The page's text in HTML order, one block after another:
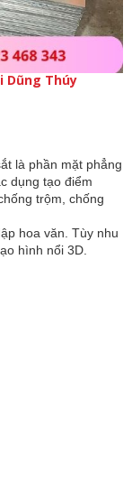
Dũng Thúy
là phần mặt phẳng
dụng tạo điểm
trộm, chống
hoa văn. Tùy nhu
hình nổi 3D.